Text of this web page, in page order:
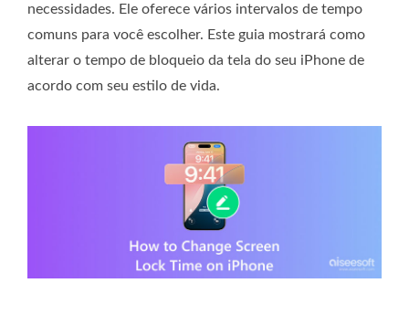
necessidades. Ele oferece vários intervalos de tempo
comuns para você escolher. Este guia mostrará como
alterar o tempo de bloqueio da tela do seu iPhone de
acordo com seu estilo de vida.